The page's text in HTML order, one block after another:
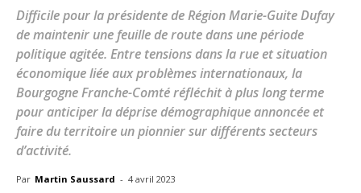
Difficile pour la présidente de Région Marie-Guite Dufay
de maintenir une feuille de route dans une période
politique agitée. Entre tensions dans la rue et situation
économique liée aux problèmes internationaux, la
Bourgogne Franche-Comté réfléchit à plus long terme
pour anticiper la déprise démographique annoncée et
faire du territoire un pionnier sur différents secteurs
d’activité.
Par Martin Saussard - 4 avril 2023